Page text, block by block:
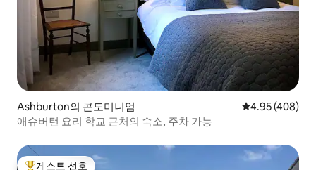
Ashburton의 콘도미니엄 평점 4.95점(5
4.95 (408)
애슈버턴 요리 학교 근처의 숙소, 주차 가능
게스트 선호